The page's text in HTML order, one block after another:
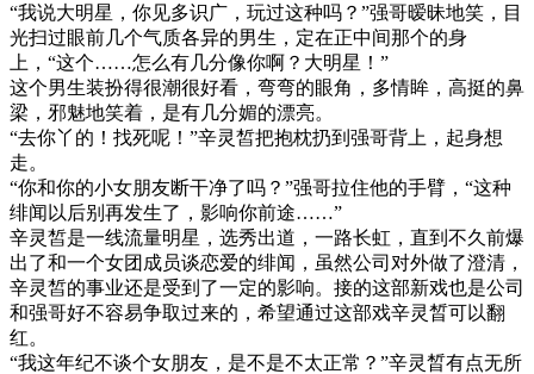
“我说大明星，你见多识广，玩过这种吗？”强哥暧昧地笑，目
光扫过眼前几个气质各异的男生，定在正中间那个的身
上，“这个……怎么有几分像你啊？大明星！”
这个男生装扮得很潮很好看，弯弯的眼角，多情眸，高挺的鼻
梁，邪魅地笑着，是有几分媚的漂亮。
“去你丫的！找死呢！”辛灵皙把抱枕扔到强哥背上，起身想
走。
“你和你的小女朋友断干净了吗？”强哥拉住他的手臂，“这种
绯闻以后别再发生了，影响你前途……”
辛灵皙是一线流量明星，选秀出道，一路长虹，直到不久前爆
出了和一个女团成员谈恋爱的绯闻，虽然公司对外做了澄清，
辛灵皙的事业还是受到了一定的影响。接的这部新戏也是公司
和强哥好不容易争取过来的，希望通过这部戏辛灵晳可以翻
红。
“我这年纪不谈个女朋友，是不是不太正常？”辛灵晳有点无所